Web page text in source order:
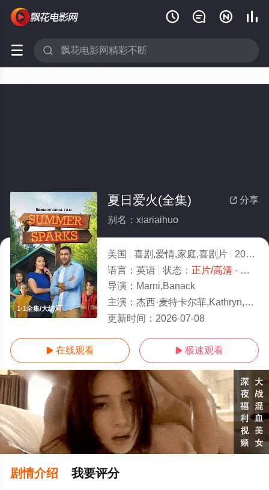
   
 
1-1全集/大结局
 分享
夏日爱火(全集)
别名：xiariaihuo
美国 喜剧,爱情,家庭,喜剧片 2026
语言： 英语 状态： 正片/高清- 免费在线观看
导演： Marni,Banack
主演： 杰西·麦特卡尔菲,Kathryn,Davis
更新时间： 2026-07-08
 在线观看  极速观看
剧情介绍 我要评分